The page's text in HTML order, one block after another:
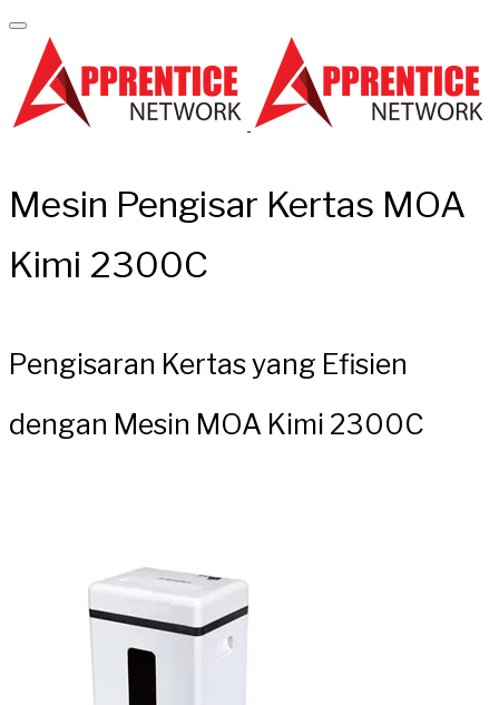
Mesin Pengisar Kertas MOA
Kimi 2300C
Pengisaran Kertas yang Efisien
dengan Mesin MOA Kimi 2300C